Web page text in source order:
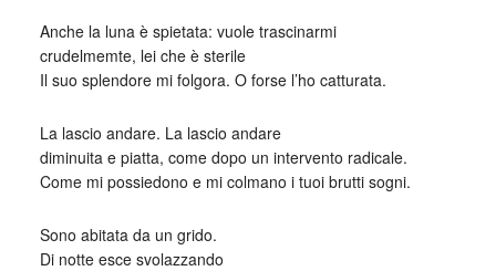
Anche la luna è spietata: vuole trascinarmi
crudelmemte, lei che è sterile
Il suo splendore mi folgora. O forse l’ho catturata.
La lascio andare. La lascio andare
diminuita e piatta, come dopo un intervento radicale.
Come mi possiedono e mi colmano i tuoi brutti sogni.
Sono abitata da un grido.
Di notte esce svolazzando